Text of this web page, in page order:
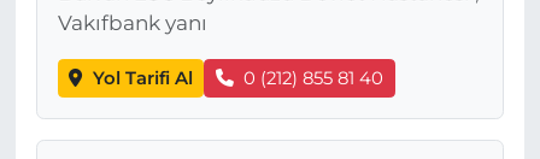
Vakıfbank yanı
Yol Tarifi Al 0 (212) 855 81 40